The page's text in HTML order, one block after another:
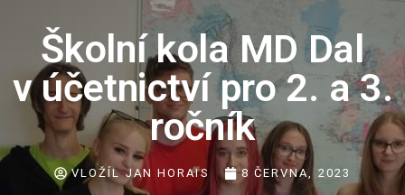
Školní kola MD Dal
v účetnictví pro 2. a 3.
ročník
VLOŽÍLJAN HORAIS 8 ČERVNA, 2023